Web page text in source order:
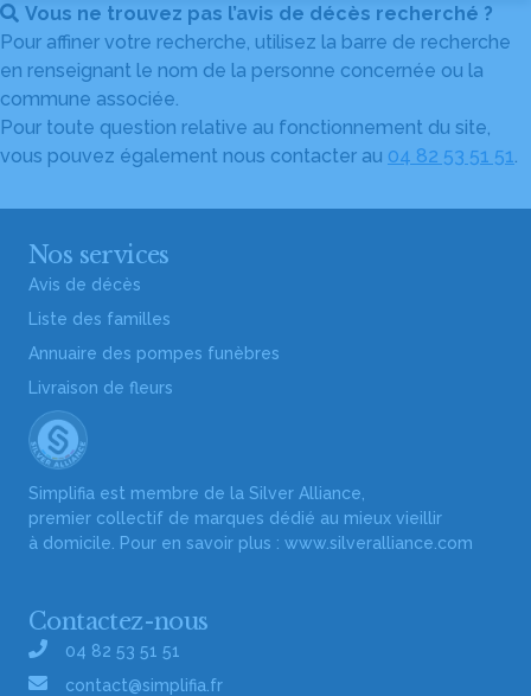
Vous ne trouvez pas l’avis de décès recherché ?
Pour affiner votre recherche, utilisez la barre de recherche
en renseignant le nom de la personne concernée ou la
commune associée.
Pour toute question relative au fonctionnement du site,
vous pouvez également nous contacter au 04 82 53 51 51.
Nos services
Avis de décès
Liste des familles
Annuaire des pompes funèbres
Livraison de fleurs
Simplifia est membre de la Silver Alliance,
premier collectif de marques dédié au mieux vieillir
à domicile. Pour en savoir plus : www.silveralliance.com
Contactez-nous
04 82 53 51 51
contact@simplifia.fr